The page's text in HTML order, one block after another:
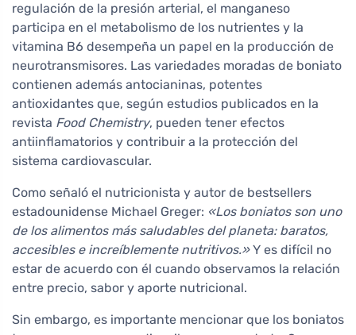
regulación de la presión arterial, el manganeso
participa en el metabolismo de los nutrientes y la
vitamina B6 desempeña un papel en la producción de
neurotransmisores. Las variedades moradas de boniato
contienen además antocianinas, potentes
antioxidantes que, según estudios publicados en la
revista Food Chemistry, pueden tener efectos
antiinflamatorios y contribuir a la protección del
sistema cardiovascular.
Como señaló el nutricionista y autor de bestsellers
estadounidense Michael Greger: «Los boniatos son uno
de los alimentos más saludables del planeta: baratos,
accesibles e increíblemente nutritivos.»Y es difícil no
estar de acuerdo con él cuando observamos la relación
entre precio, sabor y aporte nutricional.
Sin embargo, es importante mencionar que los boniatos